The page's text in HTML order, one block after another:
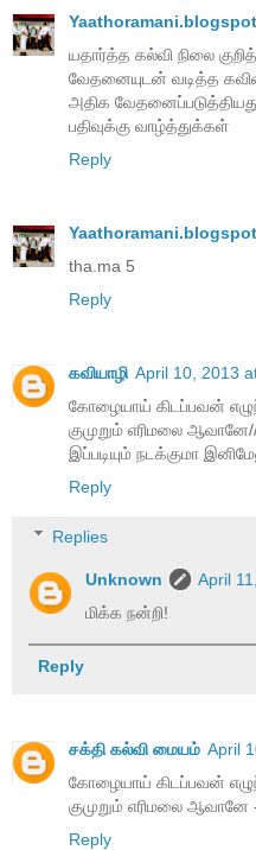
யதார்த்த கல்வி நிலை
வேதனையுடன் வடித்த
அதிக
பதிவுக்கு வாழ்த்துக்கள்
Reply
tha.ma 5
Reply
கவியாழி April 10, 2013
கோழையாய் கிடப்பவன்
குமுறும் எரிமலை
இப்படியும் நடக்குமா
Reply
Replies
Unknown
April
மிக்க நன்றி!
Reply
சக்தி கல்வி மையம் April
கோழையாய் கிடப்பவன்
குமுறும் எரிமலை
Reply